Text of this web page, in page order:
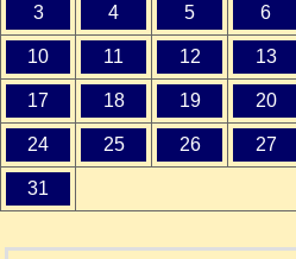
3 4 5 6
10 11 12 13
17 18 19 20
24 25 26 27
31